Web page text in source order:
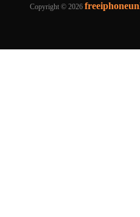
Copyright © 2026